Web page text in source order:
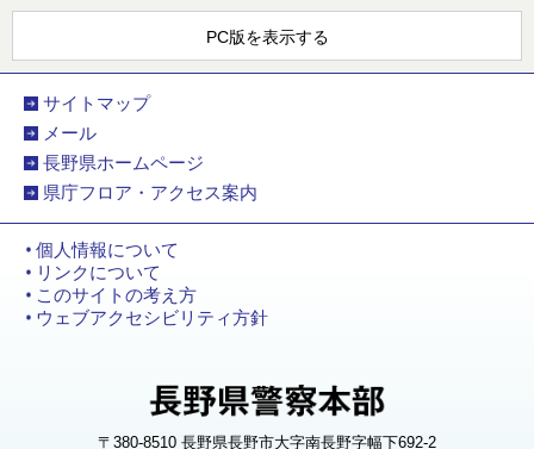
PC版を表示する
サイトマップ
メール
長野県ホームページ
県庁フロア・アクセス案内
個人情報について
リンクについて
このサイトの考え方
ウェブアクセシビリティ方針
〒380-8510 長野県長野市大字南長野字幅下692-2